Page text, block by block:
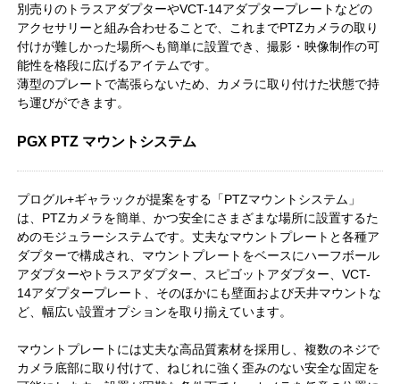
別売りのトラスアダプターやVCT-14アダプタープレートなどの
アクセサリーと組み合わせることで、これまでPTZカメラの取り
付けが難しかった場所へも簡単に設置でき、撮影・映像制作の可
能性を格段に広げるアイテムです。
薄型のプレートで嵩張らないため、カメラに取り付けた状態で持
ち運びができます。
PGX PTZ マウントシステム
プログル+ギャラックが提案をする「PTZマウントシステム」
は、PTZカメラを簡単、かつ安全にさまざまな場所に設置するた
めのモジュラーシステムです。丈夫なマウントプレートと各種ア
ダプターで構成され、マウントプレートをベースにハーフボール
アダプターやトラスアダプター、スピゴットアダプター、VCT-
14アダプタープレート、そのほかにも壁面および天井マウントな
ど、幅広い設置オプションを取り揃えています。
マウントプレートには丈夫な高品質素材を採用し、複数のネジで
カメラ底部に取り付けて、ねじれに強く歪みのない安全な固定を